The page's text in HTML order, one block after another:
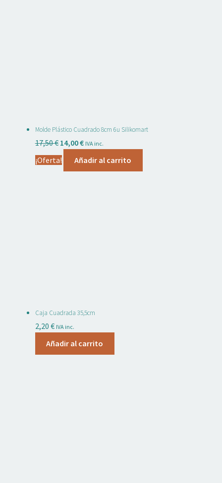
Molde Plástico Cuadrado 8cm 6u Silikomart
17,50€ El
precio
original
14,00€ElIVA inc.
¡Oferta! Añadir al carrito
Caja Cuadrada 35,5cm
2,20 € IVA inc.
Añadir al carrito